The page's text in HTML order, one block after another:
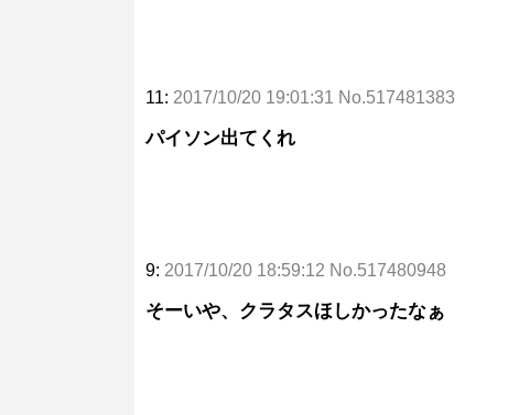
11: 2017/10/20 19:01:31 No.517481383
パイソン出てくれ
9: 2017/10/20 18:59:12 No.517480948
そーいや、クラタスほしかったなぁ